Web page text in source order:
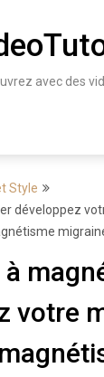
avec des
Style
développez
votre